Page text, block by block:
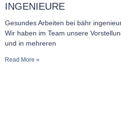
INGENIEURE
Gesundes Arbeiten bei bähr
Wir haben im Team unsere
und in mehreren
Read More »